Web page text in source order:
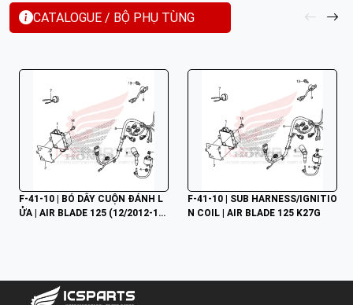
CATALOGUE / BỘ PHỤ TÙNG
F-41-10 | BÓ DÂY CUỘN ĐÁNH L
ỬA | AIR BLADE 125 (12/2012-11/
F-41-10 | SUB HARNESS/IGNITIO
N COIL | AIR BLADE 125 K27G